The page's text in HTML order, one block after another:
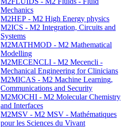
Mechanics
M2HEP - M2 High Energy physics
M2ICS - M2 Integration, Circuits and
Systems
M2MATHMOD - M2 Mathematical
Modelling
M2MECENCLI - M2 Mecencli -
Mechanical Engineering for Clinicians
M2MICAS - M2 Machine Learning,
Communications and Security
M2MOCHI - M2 Molecular Chemistry
and Interfaces
M2MSV - M2 MSV - Mathématiques
pour les Sciences du Vivant